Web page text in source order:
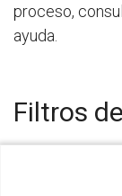
proceso,
ayuda.
Filtros